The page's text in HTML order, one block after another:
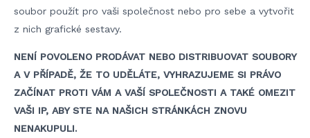
soubor použít pro vaši společnost nebo pro sebe a vytvořit
z nich grafické sestavy.
NENÍ POVOLENO PRODÁVAT NEBO DISTRIBUOVAT SOUBORY
A V PŘÍPADĚ, ŽE TO UDĚLÁTE, VYHRAZUJEME SI PRÁVO
ZAČÍNAT PROTI VÁM A VAŠÍ SPOLEČNOSTI A TAKÉ OMEZIT
VAŠI IP, ABY STE NA NAŠICH STRÁNKÁCH ZNOVU
NENAKUPULI.